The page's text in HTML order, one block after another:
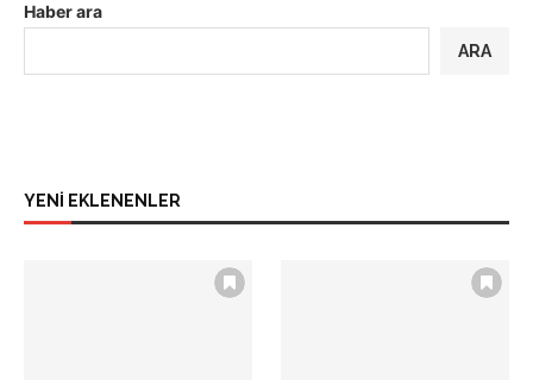
Haber ara
ARA
YENİ EKLENENLER